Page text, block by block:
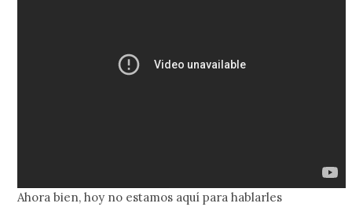
Ahora bien, hoy no estamos aquí para hablarles